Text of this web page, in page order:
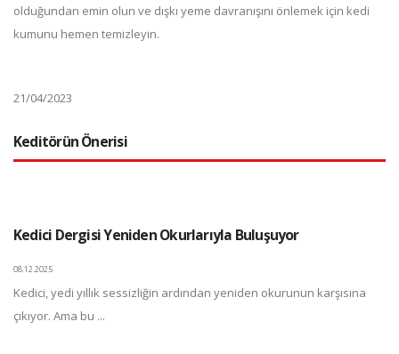
olduğundan emin olun ve dışkı yeme davranışını önlemek için kedi
kumunu hemen temizleyin.
21/04/2023
Keditörün Önerisi
Kedici Dergisi Yeniden Okurlarıyla Buluşuyor
08.12.2025
Kedici, yedi yıllık sessizliğin ardından yeniden okurunun karşısına
çıkıyor. Ama bu ...